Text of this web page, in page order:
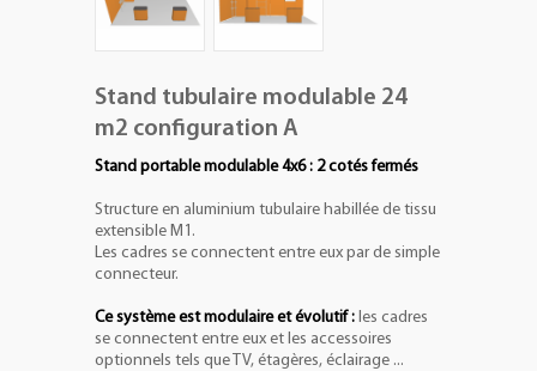
Stand tubulaire modulable 24
m2 configuration A
Stand portable modulable 4x6 : 2 cotés fermés
Structure en aluminium tubulaire habillée de tissu
extensible M1.
Les cadres se connectent entre eux par de simple
connecteur.
Ce système est modulaire et évolutif : les cadres
se connectent entre eux et les accessoires
optionnels tels que TV, étagères, éclairage ...